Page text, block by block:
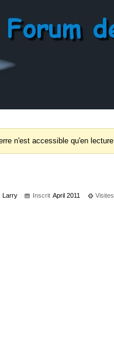
n'est accessible qu'en lecture
Larry Inscrit April 2011 Visites